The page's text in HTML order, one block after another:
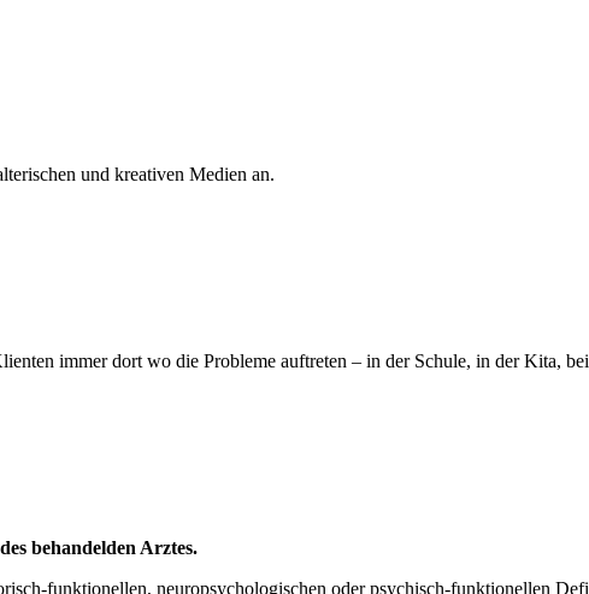
und kreativen Medien an.
immer dort wo die Probleme auftreten – in der Schule, in der Kita,
behandelden Arztes.
funktionellen, neuropsychologischen oder psychisch-funktionellen